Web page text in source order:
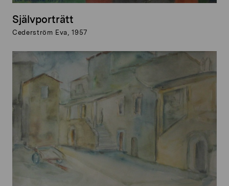
Självporträtt
Cederström Eva, 1957